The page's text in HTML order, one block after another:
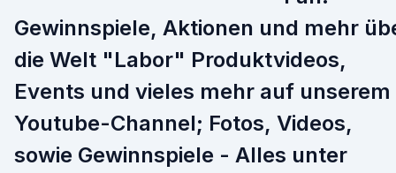
Gewinnspiele, Aktionen und mehr
die Welt "Labor" Produktvideos,
Events und vieles mehr auf unserem
Youtube-Channel; Fotos, Videos,
sowie Gewinnspiele - Alles unter